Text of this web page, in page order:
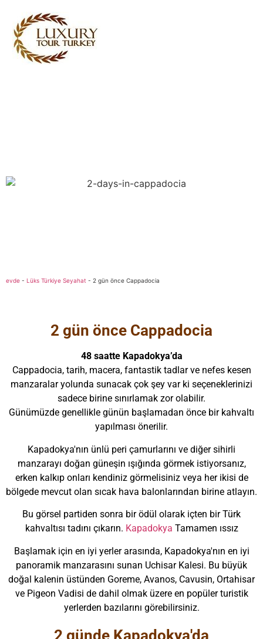
evde - Lüks Türkiye Seyahat - 2 gün önce Cappadocia
2 gün önce Cappadocia
48 saatte Kapadokya’da
Cappadocia, tarih, macera, fantastik tadlar ve nefes kesen
manzaralar yolunda sunacak çok şey var ki seçeneklerinizi
sadece birine sınırlamak zor olabilir.
Günümüzde genellikle günün başlamadan önce bir kahvaltı
yapılması önerilir.
Kapadokya'nın ünlü peri çamurlarını ve diğer sihirli
manzarayı doğan güneşin ışığında görmek istiyorsanız,
erken kalkıp onları kendiniz görmelisiniz veya her ikisi de
bölgede mevcut olan sıcak hava balonlarından birine atlayın.
Bu görsel partiden sonra bir ödül olarak içten bir Türk
kahvaltısı tadını çıkarın. Kapadokya Tamamen ıssız
Başlamak için en iyi yerler arasında, Kapadokya'nın en iyi
panoramik manzarasını sunan Uchisar Kalesi. Bu büyük
doğal kalenin üstünden Goreme, Avanos, Cavusin, Ortahisar
ve Pigeon Vadisi de dahil olmak üzere en popüler turistik
yerlerden bazılarını görebilirsiniz.
2 günde Kapadokya'da